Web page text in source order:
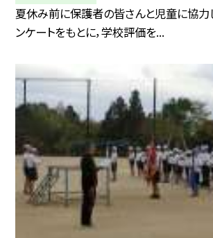
夏休み前に保護者の皆さんと児童に協力
ンケートをもとに，学校評価を...